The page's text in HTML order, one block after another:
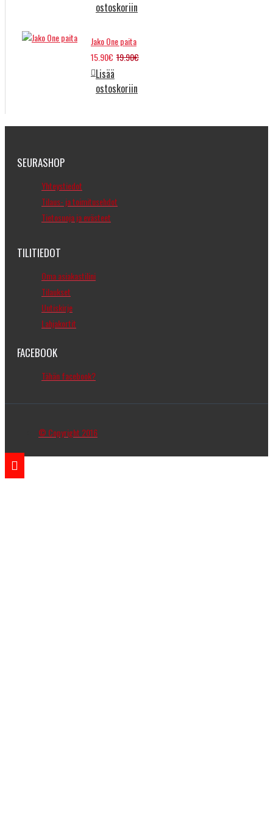
ostoskoriin
Jako One paita
15.90€ 19.90€
Lisää
ostoskoriin
SEURASHOP
Yhteystiedot
Tilaus- ja toimitusehdot
Tietosuoja ja evästeet
TILITIEDOT
Oma asiakastilini
Tilaukset
Uutiskirje
Lahjakortit
FACEBOOK
Tähän facebook?
© Copyright 2016